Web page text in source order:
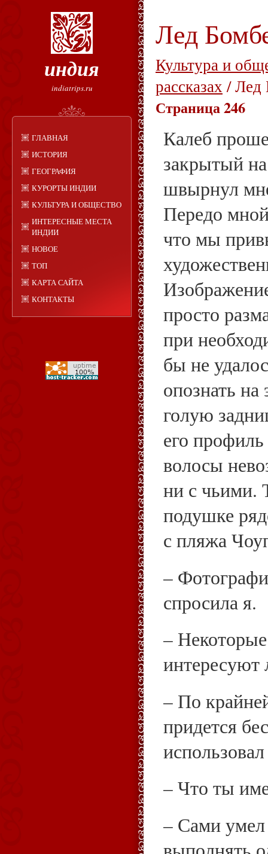
индия
indiatrips.ru
ГЛАВНАЯ
ИСТОРИЯ
ГЕОГРАФИЯ
КУРОРТЫ ИНДИИ
КУЛЬТУРА И ОБЩЕСТВО
ИНТЕРЕСНЫЕ МЕСТА
ИНДИИ
НОВОЕ
ТОП
КАРТА САЙТА
КОНТАКТЫ
Лед
Культура и
рассказах/ Лед
Страница 246
Калеб
закрытый
швырнул
Передо
что мы
просто
при
бы не
опознать
голую
его
волосы
ни с чьими.
подушке
с пляжа
–
спросила я.
–
интересуют
– По
придется
– Что ты
– Сами умел